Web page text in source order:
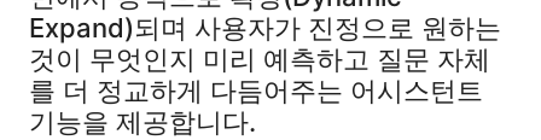
Expand)되며 사용자가 진정으로 원하는
것이 무엇인지 미리 예측하고 질문 자체
를 더 정교하게 다듬어주는 어시스턴트
기능을 제공합니다.